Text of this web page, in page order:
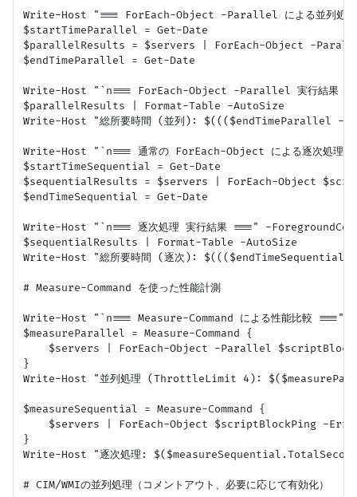
Write-Host "=== ForEach-Object -Parallel による並列
$startTimeParallel = Get-Date
$parallelResults = $servers | ForEach-Object -
$endTimeParallel = Get-Date
Write-Host "`n=== ForEach-Object -Parallel 実行結果
$parallelResults | Format-Table -AutoSize
Write-Host "総所要時間 (並列): $((($endTimeParallel
Write-Host "`n=== 通常の ForEach-Object による逐次処
$startTimeSequential = Get-Date
$sequentialResults = $servers | ForEach-Object
$endTimeSequential = Get-Date
Write-Host "`n=== 逐次処理 実行結果 ===" -
$sequentialResults | Format-Table -AutoSize
Write-Host "総所要時間 (逐次):
# Measure-Command を使った性能計測
Write-Host "`n=== Measure-Command による性能比較
$measureParallel = Measure-Command {
$servers | ForEach-Object -Parallel
}
Write-Host "並列処理 (ThrottleLimit 4):
$measureSequential = Measure-Command {
$servers | ForEach-Object $scriptBlockPing -
}
Write-Host "逐次処理:
# CIM/WMIの並列処理（コメントアウト、必要に応じて有効化）